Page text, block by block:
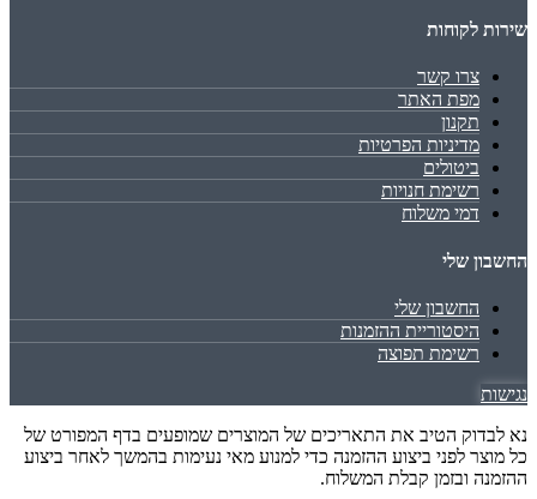
שירות לקוחות
צרו קשר
מפת האתר
תקנון
מדיניות הפרטיות
ביטולים
רשימת חנויות
דמי משלוח
החשבון שלי
החשבון שלי
היסטוריית ההזמנות
רשימת תפוצה
נגישות
נא לבדוק הטיב את התאריכים של המוצרים שמופעים בדף המפורט של
כל מוצר לפני ביצוע ההזמנה כדי למנוע מאי נעימות בהמשך לאחר ביצוע
ההזמנה ובזמן קבלת המשלוח.